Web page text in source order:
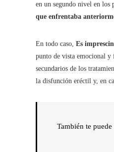
en un segundo nivel en los
que enfrentaba
En todo caso, Es
punto de vista emocional y
secundarios de los
la disfunción eréctil y, en
También te puede